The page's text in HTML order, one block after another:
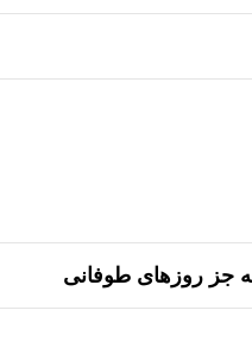
جز روزهای طوفانی